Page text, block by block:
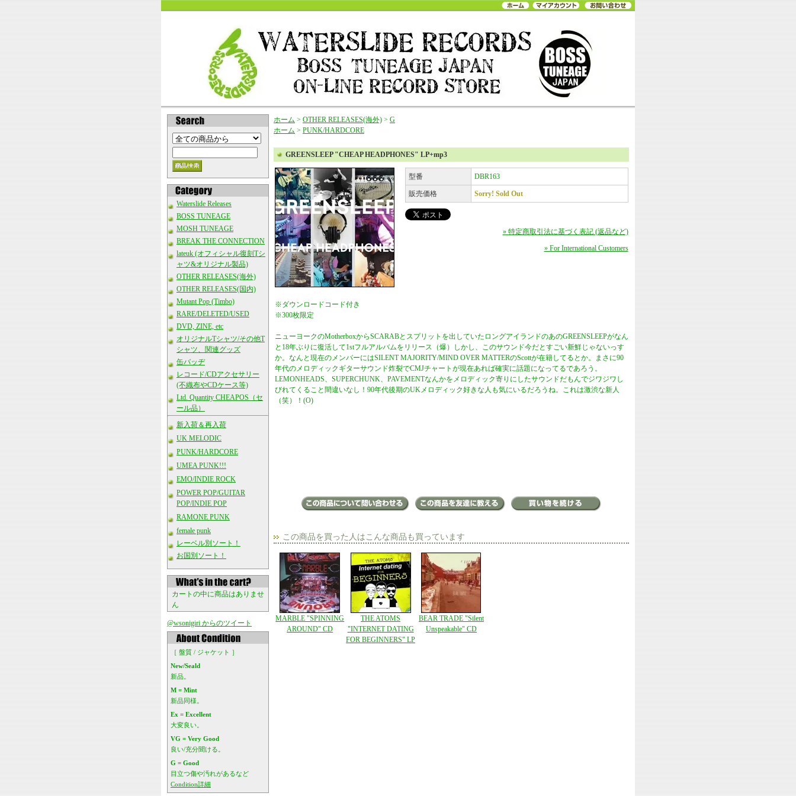
Waterslide Releases
BOSS TUNEAGE
MOSH TUNEAGE
BREAK THE CONNECTION
lateuk (オフィシャル復刻Tシ
ャツ&オリジナル製品)
OTHER RELEASES(海外)
OTHER RELEASES(国内)
Mutant Pop (Timbo)
RARE/DELETED/USED
DVD, ZINE, etc
オリジナルTシャツ/その他T
シャツ、関連グッズ
缶バッヂ
レコード/CDアクセサリー
(不織布やCDケース等)
Ltd. Quantity CHEAPOS（セ
ール品）
新入荷＆再入荷
UK MELODIC
PUNK/HARDCORE
UMEA PUNK!!!
EMO/INDIE ROCK
POWER POP/GUITAR
POP/INDIE POP
RAMONE PUNK
female punk
レーベル別ソート！
お国別ソート！
カートの中に商品はありませ
ん
@wsonigiri からのツイート
［ 盤質 / ジャケット ］
New/Seald
新品。
M = Mint
新品同様。
Ex = Excellent
大変良い。
VG = Very Good
良い/充分聞ける。
G = Good
目立つ傷や汚れがあるなど
Condition詳細
ホーム > OTHER RELEASES(海外) > G
ホーム > PUNK/HARDCORE
GREENSLEEP "CHEAP HEADPHONES" LP+mp3
型番 DBR163
販売価格 Sorry! Sold Out
» 特定商取引法に基づく表記 (返品など)
» For International Customers
※ダウンロードコード付き
※300枚限定
ニューヨークのMotherboxからSCARABとスプリットを出していたロングアイランドのあのGREENSLEEPがなん
と18年ぶりに復活して1stフルアルバムをリリース（爆）しかし、このサウンド今だとすごい新鮮じゃないっす
か。なんと現在のメンバーにはSILENT MAJORITY/MIND OVER MATTERのScottが在籍してるとか。まさに90
年代のメロディックギターサウンド炸裂でCMJチャートが現在あれば確実に話題になってるであろう。
LEMONHEADS、SUPERCHUNK、PAVEMENTなんかをメロディック寄りにしたサウンドだもんでジワジワし
びれてくること間違いなし！90年代後期のUKメロディック好きな人も気にいるだろうね。これは激渋な新人
（笑）！(O)
この商品を買った人はこんな商品も買っています
MARBLE "SPINNING
AROUND" CD
THE ATOMS
"INTERNET DATING
FOR BEGINNERS" LP
BEAR TRADE "Silent
Unspeakable" CD